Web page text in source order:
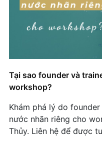
Dịch vụ gia công
thương hiệu tiết kiệm
BitradeX: Khi Công
Nha khoa Á Châu
nhằm tăng độ nhận
Chiến Dịch Tăng
Nước Nhãn Riêng
BITMAINVIETNAM
Tại sao founder và
workshop?
Khám phá lý do
nước nhãn riêng cho
Thủy. Liên hệ để được